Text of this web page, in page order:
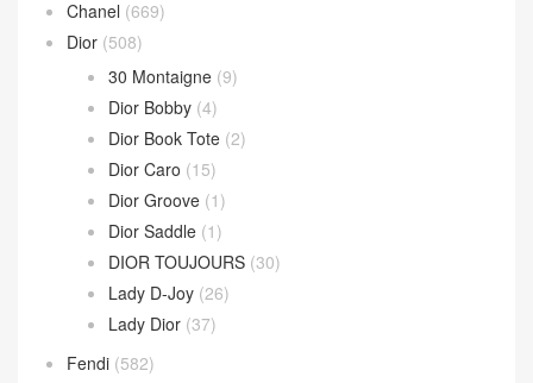
Jodie 手提包
Loop 斜挎包
Parachute Bag(10)
Sardine Hobo(4)
Wallace Bag(10)
Celine(340)
Chanel(669)
Dior
(508)
30 Montaigne(9)
Dior Bobby(4)
Dior Book Tote
Dior Caro